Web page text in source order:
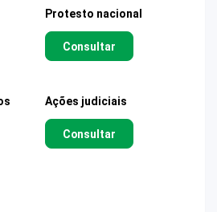
Protesto nacional
Consultar
Ações judiciais
Consultar